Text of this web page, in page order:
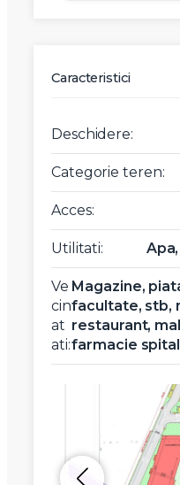
Caracteristici
Deschidere:
Categorie teren:
Acces:
Utilitati:
Ve
cin
at
ati:
Magazine,
facultate, stb,
restaurant,
farmacie